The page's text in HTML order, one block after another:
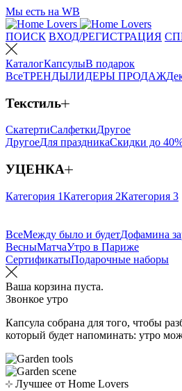
Мы есть на WB
ПОИСК ВХОД/РЕГИСТРАЦИЯ
КаталогКапсулыВ подарок
ВсеТРЕНДЫЛИДЕРЫ ПРОДАЖ
Текстиль
СкатертиСалфеткиДругое
ДругоеДля праздникаСкидки до
УЦЕНКА
Категория 1Категория 2Категория 3
ВсеМежду было и будетДофамина
ВесныМатчаУтро в Париже
СертификатыПодарочные наборы
Ваша корзина пуста.
Звонкое утро
Капсула собрана для того, чтобы
который будет напоминать: утро
Лучшее от Home Lovers